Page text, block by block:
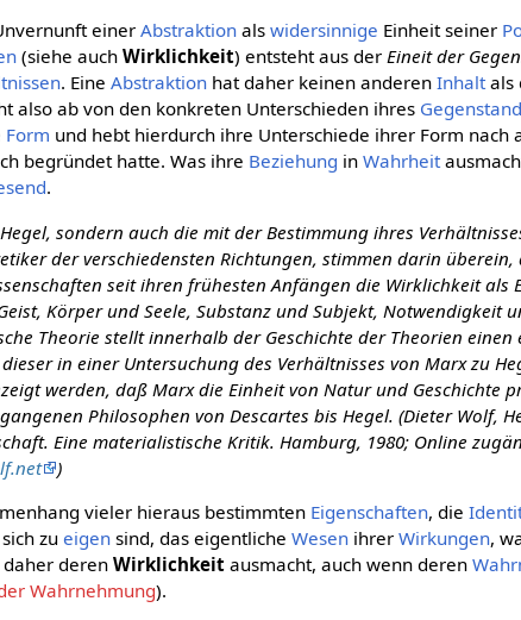
einerAbstraktion alswidersinnige Einheit seiner
(siehe auchWirklichkeit) entsteht aus derEineit der
. EineAbstraktion hat daher keinen anderenInhaltals
also ab von den konkreten Unterschieden ihres Gegenstand
Form und hebt hierdurch ihre Unterschiede ihrer Form nach
begründet hatte. Was ihre Beziehung inWahrheit
.
sondern auch die mit der Bestimmung ihres
der verschiedensten Richtungen, stimmen darin überein,
seit ihren frühesten Anfängen die Wirklichkeit als
Körper und Seele, Substanz und Subjekt, Notwendigkeit
Theorie stellt innerhalb der Geschichte der Theorien einen
in einer Untersuchung des Verhältnisses von Marx zu
werden, daß Marx die Einheit von Natur und Geschichte
Philosophen von Descartes bis Hegel. (Dieter Wolf,
Eine materialistische Kritik. Hamburg, 1980; Online
)
vieler hieraus bestimmten Eigenschaften, die
sich zueigen sind, das eigentlicheWesen ihrerWirkungen,
daher derenWirklichkeit ausmacht, auch wenn deren
Wahrnehmung).